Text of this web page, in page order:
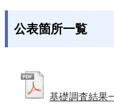
公表箇所一覧
基礎調査結果